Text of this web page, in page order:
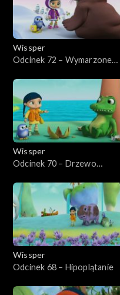
Wissper
Odcinek 72 – Wymarzone
Wissper
Odcinek 70 – Drzewo
Wissper
Odcinek 68 – Hipoplątanie